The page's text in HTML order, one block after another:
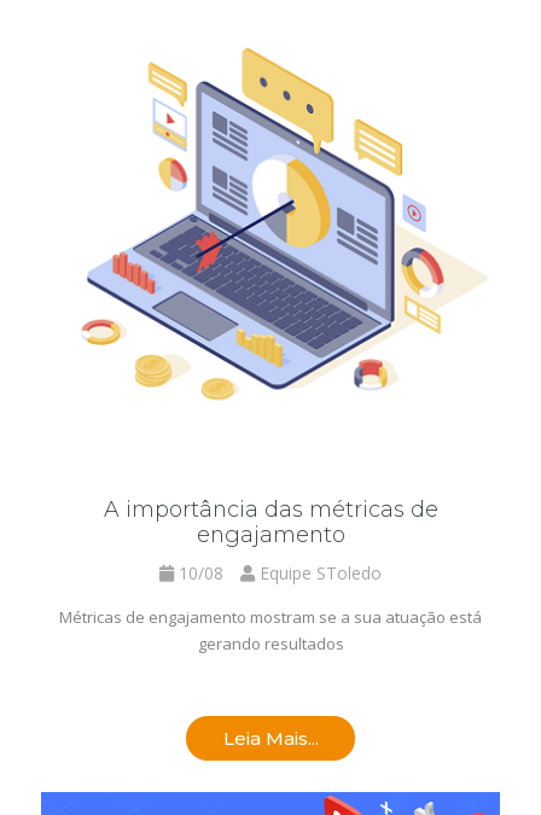
A importância das métricas de
engajamento
10/08 Equipe SToledo
Métricas de engajamento mostram se a sua atuação está
gerando resultados
Leia Mais...